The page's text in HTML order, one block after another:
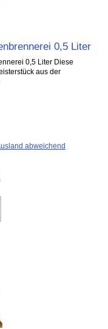
0,5 Liter
0,5 Liter Diese
aus der
abweichend